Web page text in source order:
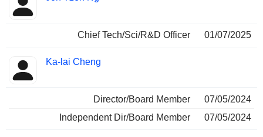
Chief Tech/Sci/R&D Officer 01/07/2025
Ka-lai Cheng
Director/Board Member
07/05/2024
Independent Dir/Board Member
07/05/2024